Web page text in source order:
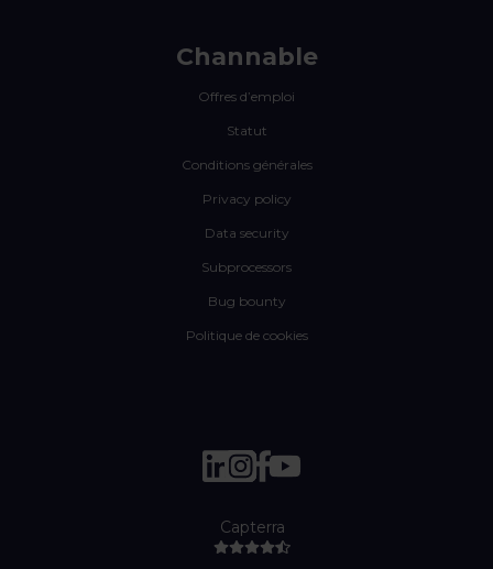
Channable
Offres d’emploi
Statut
Conditions générales
Privacy policy
Data security
Subprocessors
Bug bounty
Politique de cookies
Capterra